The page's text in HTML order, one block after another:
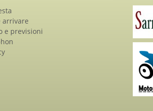
arrivare
e previsioni